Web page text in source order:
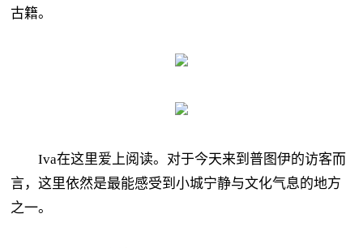
古籍。
Iva在这里爱上阅读。对于今天来到普图伊的访客而
言，这里依然是最能感受到小城宁静与文化气息的地方
之一。